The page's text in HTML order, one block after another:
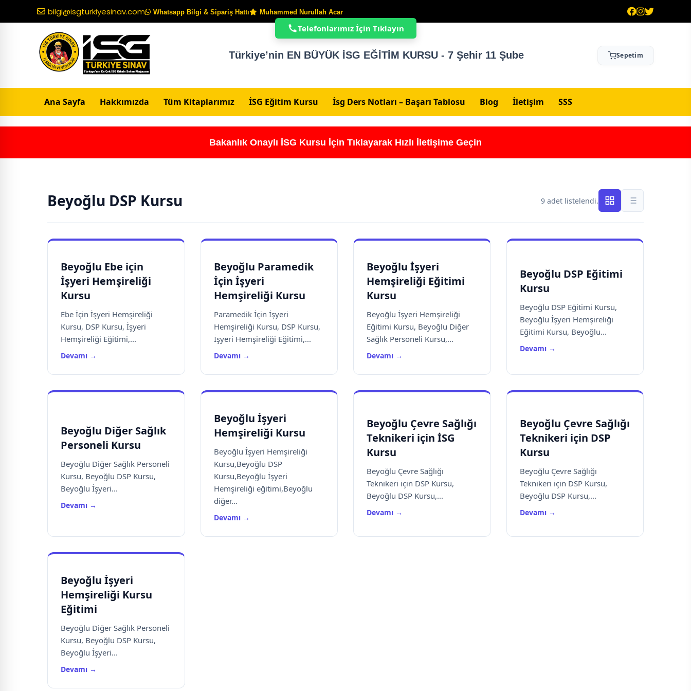
bilgi@isgturkiyesinav.com Whatsapp Bilgi & Sipariş Hattı Muhammed Nurullah Acar
Türkiye’nin EN BÜYÜK İSG EĞİTİM KURSU - 7 Şehir 11 Şube Sepetim
Ana Sayfa Hakkımızda Tüm Kitaplarımız İSG Eğitim Kursu İsg Ders Notları – Başarı Tablosu Blog İletişim SSS
Bakanlık Onaylı İSG Kursu İçin Tıklayarak Hızlı İletişime Geçin
Beyoğlu DSP Kursu 9 adet listelendi.
Beyoğlu Ebe için
İşyeri Hemşireliği
Kursu
Ebe İçin İşyeri Hemşireliği
Kursu, DSP Kursu, İşyeri
Hemşireliği Eğitimi,...
Devamı →
Beyoğlu Paramedik
İçin İşyeri
Hemşireliği Kursu
Paramedik İçin İşyeri
Hemşireliği Kursu, DSP Kursu,
İşyeri Hemşireliği Eğitimi,...
Devamı →
Beyoğlu İşyeri
Hemşireliği Eğitimi
Kursu
Beyoğlu İşyeri Hemşireliği
Eğitimi Kursu, Beyoğlu Diğer
Sağlık Personeli Kursu,...
Devamı →
Beyoğlu DSP Eğitimi
Kursu
Beyoğlu DSP Eğitimi Kursu,
Beyoğlu İşyeri Hemşireliği
Eğitimi Kursu, Beyoğlu...
Devamı →
Beyoğlu Diğer Sağlık
Personeli Kursu
Beyoğlu Diğer Sağlık Personeli
Kursu, Beyoğlu DSP Kursu,
Beyoğlu İşyeri...
Devamı →
Beyoğlu İşyeri
Hemşireliği Kursu
Beyoğlu İşyeri Hemşireliği
Kursu,Beyoğlu DSP
Kursu,Beyoğlu İşyeri
Hemşireliği eğitimi,Beyoğlu
diğer...
Devamı →
Beyoğlu Çevre Sağlığı
Teknikeri için İSG
Kursu
Beyoğlu Çevre Sağlığı
Teknikeri için DSP Kursu,
Beyoğlu DSP Kursu,...
Devamı →
Beyoğlu Çevre Sağlığı
Teknikeri için DSP
Kursu
Beyoğlu Çevre Sağlığı
Teknikeri için DSP Kursu,
Beyoğlu DSP Kursu,...
Devamı →
Beyoğlu İşyeri
Hemşireliği Kursu
Eğitimi
Beyoğlu Diğer Sağlık Personeli
Kursu, Beyoğlu DSP Kursu,
Beyoğlu İşyeri...
Devamı →
Telefonlarımız İçin Tıklayın